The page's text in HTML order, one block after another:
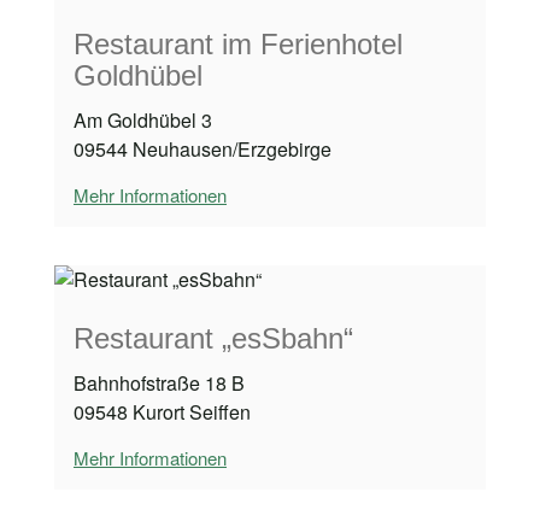
Restaurant im Ferienhotel
Goldhübel
Am Goldhübel 3
09544 Neuhausen/Erzgebirge
Mehr Informationen
Restaurant „esSbahn“
Bahnhofstraße 18 B
09548 Kurort Seiffen
Mehr Informationen